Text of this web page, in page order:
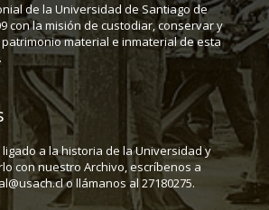
de la Universidad de Santiago de
con la misión de custodiar, conservar y
material e inmaterial de esta
a la historia de la Universidad y
con nuestro Archivo, escríbenos a
o llámanos al 27180275.